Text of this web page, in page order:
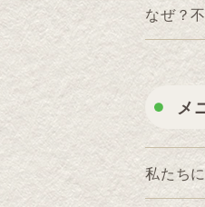
なぜ？
メ
私たち